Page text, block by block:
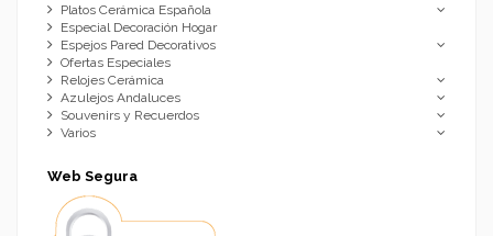
Platos Cerámica Española
Especial Decoración Hogar
Espejos Pared Decorativos
Ofertas Especiales
Relojes Cerámica
Azulejos Andaluces
Souvenirs y Recuerdos
Varios
Web Segura